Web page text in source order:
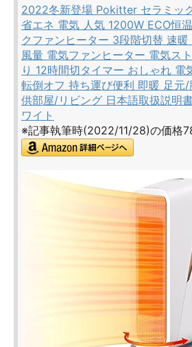
2022冬新登場 Pokitter セラミッ
省エネ 電気 人気 1200W ECO恒
クファンヒーター 3段階切替 速
風量 電気ファンヒーター 電気ス
り 12時間切タイマー おしゃれ 電
転倒オフ 持ち運び便利 即暖 足元
供部屋/リビング 日本語取扱説明
ワイト
※記事執筆時(2022/11/28)の価格